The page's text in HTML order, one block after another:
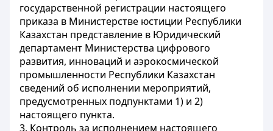
государственной регистрации настоящего
приказа в Министерстве юстиции Республики
Казахстан представление в Юридический
департамент Министерства цифрового
развития, инноваций и аэрокосмической
промышленности Республики Казахстан
сведений об исполнении мероприятий,
предусмотренных подпунктами 1) и 2)
настоящего пункта.
3. Контроль за исполнением настоящего